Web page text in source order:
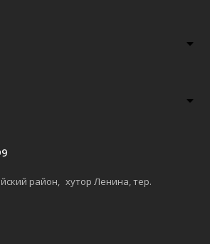
район, хутор Ленина, тер.